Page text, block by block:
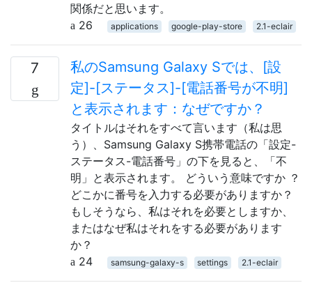
関係だと思います。
26
applications google-play-store 2.1-eclair
7
私のSamsung Galaxy Sでは、[設
定]-[ステータス]-[電話番号が不明]
と表示されます：なぜですか？
タイトルはそれをすべて言います（私は思
う）、Samsung Galaxy S携帯電話の「設定-
ステータス-電話番号」の下を見ると、「不
明」と表示されます。 どういう意味ですか ？
どこかに番号を入力する必要がありますか？
もしそうなら、私はそれを必要としますか、
またはなぜ私はそれをする必要があります
か？
24
samsung-galaxy-s settings 2.1-eclair